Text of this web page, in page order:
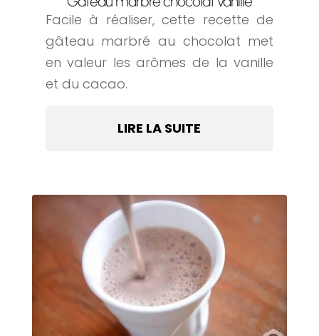
Facile à réaliser, cette recette de
gâteau marbré au chocolat met
en valeur les arômes de la vanille
et du cacao.
LIRE LA SUITE